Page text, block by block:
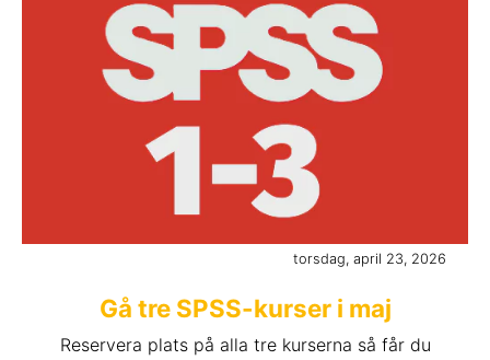
torsdag, april 23, 2026
Gå tre SPSS-kurser i maj
Reservera plats på alla tre kurserna så får du